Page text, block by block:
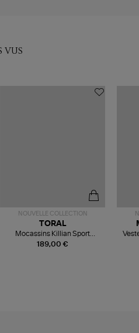
VUS
NOUVELLE COLLECTION
189,00 €
TORAL
Mocassins Killian Sport
Mousse